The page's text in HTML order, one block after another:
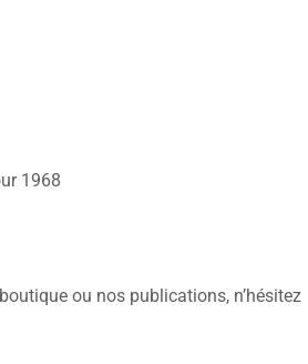
1968
ou nos publications, n’hésitez